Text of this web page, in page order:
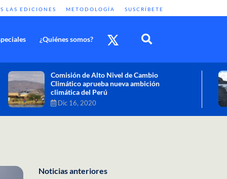
LAS EDICIONES METODOLOGÍA SUSCRÍBETE
¿Quiénes somos?
Cambio climático: combatir sus efectos
como objetivo global y urgente
Noticias anteriores